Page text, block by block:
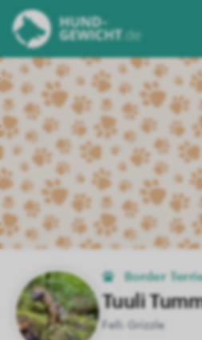
Border
Tuuli
Fell: Grizzle